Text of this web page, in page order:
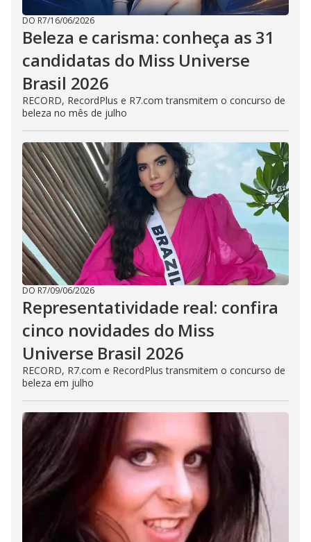
DO R7/16/06/2026
Beleza e carisma: conheça as 31
candidatas do Miss Universe
Brasil 2026
RECORD, RecordPlus e R7.com transmitem o concurso de
beleza no mês de julho
DO R7/09/06/2026
Representatividade real: confira
cinco novidades do Miss
Universe Brasil 2026
RECORD, R7.com e RecordPlus transmitem o concurso de
beleza em julho